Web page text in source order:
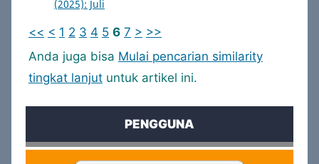
(2025): Juli
<< < 1 2 3 4 5 6 7 > >>
Anda juga bisa Mulai pencarian similarity
tingkat lanjutuntuk artikel ini.
PENGGUNA